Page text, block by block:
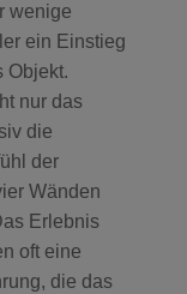
wenige
ein Einstieg
Objekt.
nur das
die
der
Wänden
Erlebnis
oft eine
die das